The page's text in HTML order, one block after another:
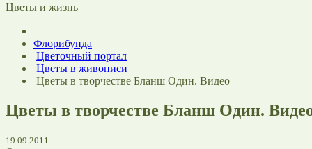
Цветы и жизнь
Флорибунда
Цветочный портал
Цветы в живописи
Цветы в творчестве Бланш Один. Видео
Цветы в творчестве Бланш Один.
19.09.2011